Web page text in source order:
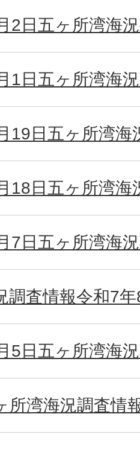
2日五ヶ所湾海
1日五ヶ所湾海
19日五ヶ所湾海
18日五ヶ所湾海
7日五ヶ所湾海
調査情報令和7
5日五ヶ所湾海
所湾海況調査情